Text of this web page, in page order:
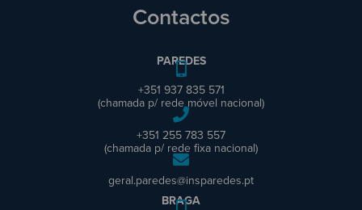
Contactos
PAREDES
+351 937 835 571
(chamada p/ rede móvel nacional)
+351 255 783 557
(chamada p/ rede fixa nacional)
geral.paredes@insparedes.pt
BRAGA